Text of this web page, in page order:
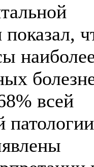
показал,
всей